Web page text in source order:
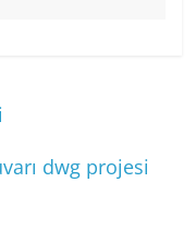
dwg projesi